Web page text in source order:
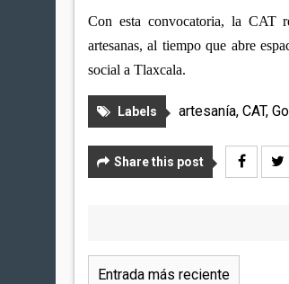
Con esta convocatoria, la CAT
artesanas, al tiempo que abre
social a Tlaxcala.
Labels artesanía, CAT,
Share this post
Entrada más reciente